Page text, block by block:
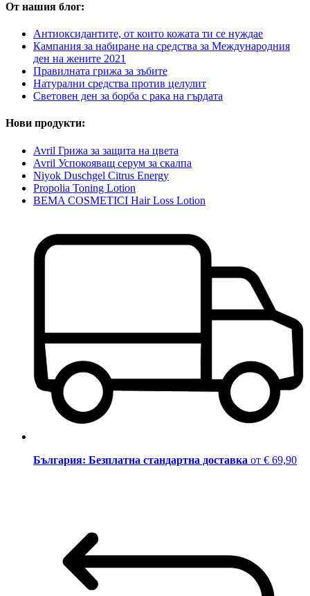
От нашия блог:
Антиоксидантите, от които кожата ти се нуждае
Кампания за набиране на средства за Международния
ден на жените 2021
Правилната грижа за зъбите
Натурални средства против целулит
Световен ден за борба с рака на гърдата
Нови продукти:
Avril Грижа за защита на цвета
Avril Успокояващ серум за скалпа
Niyok Duschgel Citrus Energy
Propolia Toning Lotion
BEMA COSMETICI Hair Loss Lotion
България: Безплатна стандартна доставка от € 69,90